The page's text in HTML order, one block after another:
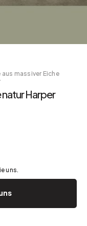
massiver Eiche
Harper
uns.